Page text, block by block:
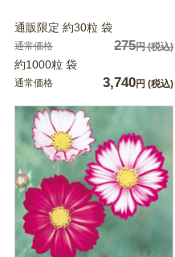
通販限定 約30粒 袋
通常価格 275円(税込)
約1000粒 袋
通常価格 3,740円 (税込)